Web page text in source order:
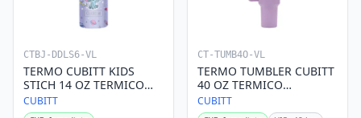
CTBJ-DDLS6-VL
TERMO CUBITT KIDS
STICH 14 OZ TERMICO
TECNOLOGIA
THERMOSHIELD - LILA
CUBITT
CT-TUMB4O-VL
TERMO TUMBLER CUBITT
40 OZ TERMICO
TECNOLOGIA
TERMOSHIELD - LILA
CUBITT